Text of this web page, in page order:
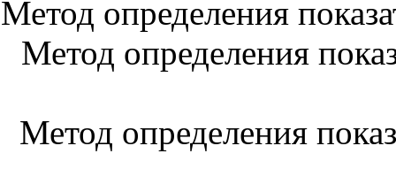
Метод определения
Метод определения
Метод определения